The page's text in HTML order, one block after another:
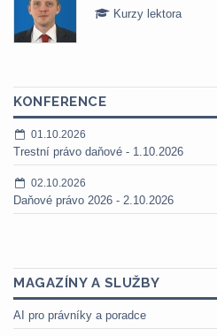
Kurzy lektora
KONFERENCE
01.10.2026
Trestní právo daňové - 1.10.2026
02.10.2026
Daňové právo 2026 - 2.10.2026
MAGAZÍNY A SLUŽBY
AI pro právníky a poradce